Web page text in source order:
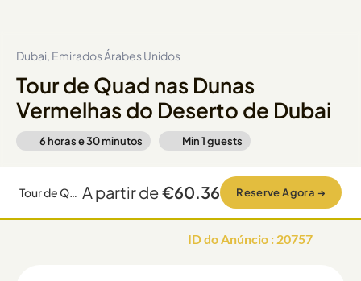
Dubai, Emirados Árabes Unidos
Tour de Quad nas Dunas
Vermelhas do Deserto de Dubai
6 horas e 30 minutos Min1guests
Tour de Quad nas Dunas Vermelhas do Deserto de Dubai A partir de€60.36 Reserve Agora →
ID do Anúncio : 20757